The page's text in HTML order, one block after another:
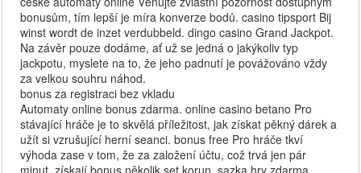
bonusům, tím lepší je míra konverze bodů. casino tipsport Bij
winst wordt de inzet verdubbeld. dingo casino Grand Jackpot.
Na závěr pouze dodáme, ať už se jedná o jakýkoliv typ
jackpotu, myslete na to, že jeho padnutí je povážováno vždy
za velkou souhru náhod.
bonus za registraci bez vkladu
Automaty online bonus zdarma. online casino betano Pro
stávající hráče je to skvělá příležitost, jak získat pěkný dárek a
užít si vzrušující herní seanci. bonus free Pro hráče tkví
výhoda zase v tom, že za založení účtu, což trvá jen pár